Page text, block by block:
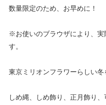
数量限定のため、お早めに！
※お使いのブラウザにより、実
す。
東京ミリオンフラワーらしい冬
しめ縄、しめ飾り、正月飾り